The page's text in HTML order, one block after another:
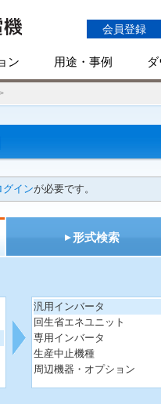
会員登録
ン 用途・事例
インが必要です。
形式検索
汎用インバータ
回生省エネユニット
専用インバータ
生産中止機種
周辺機器・オプション